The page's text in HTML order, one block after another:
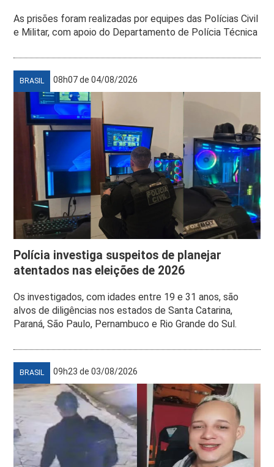
As prisões foram realizadas por equipes das Polícias Civil
e Militar, com apoio do Departamento de Polícia Técnica
BRASIL 08h07 de 04/08/2026
Polícia investiga suspeitos de planejar
atentados nas eleições de 2026
Os investigados, com idades entre 19 e 31 anos, são
alvos de diligências nos estados de Santa Catarina,
Paraná, São Paulo, Pernambuco e Rio Grande do Sul.
BRASIL 09h23 de 03/08/2026